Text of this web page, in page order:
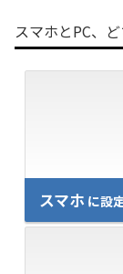
お
NTTドコモビ
スマホとPC、
スマホ に設